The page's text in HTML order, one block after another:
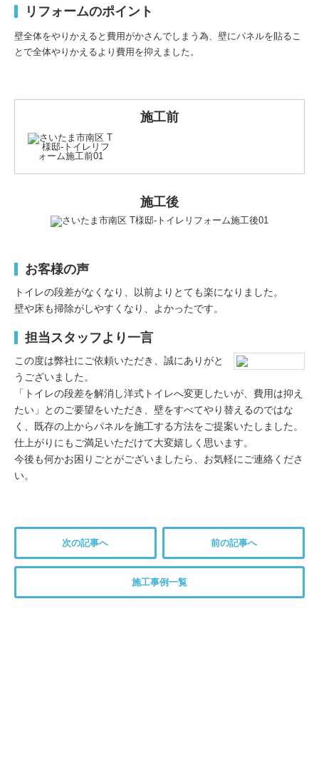
リフォームのポイント
壁全体をやりかえると費用がかさんでしまう為、壁にパネルを貼るこ
とで全体やりかえるより費用を抑えました。
施工前
施工後
お客様の声
トイレの段差がなくなり、以前よりとても楽になりました。
壁や床も掃除がしやすくなり、よかったです。
担当スタッフより一言
この度は弊社にご依頼いただき、誠にありがと
うございました。
「トイレの段差を解消し洋式トイレへ変更したいが、費用は抑え
たい」とのご要望をいただき、壁をすべてやり替えるのではな
く、既存の上からパネルを施工する方法をご提案いたしました。
仕上がりにもご満足いただけて大変嬉しく思います。
今後も何かお困りごとがございましたら、お気軽にご連絡くださ
い。
次の記事へ 前の記事へ
施工事例一覧